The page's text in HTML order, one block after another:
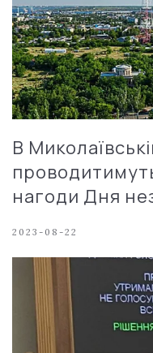
В
нагоди Дня
2023-08-22